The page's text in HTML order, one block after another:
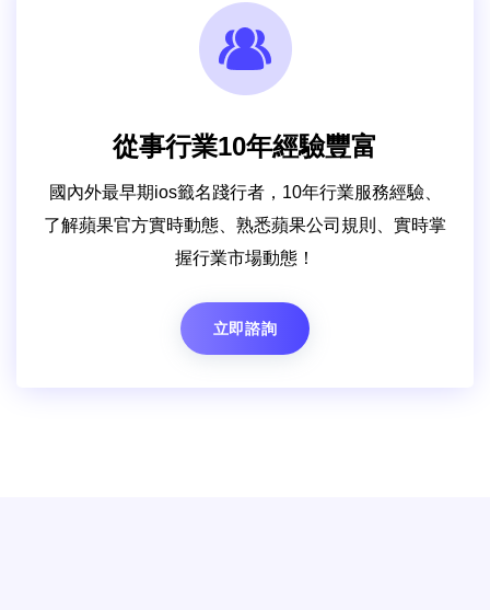
從事行業10年經驗豐富
國內外最早期ios籤名踐行者，10年行業服務經驗、
了解蘋果官方實時動態、熟悉蘋果公司規則、實時掌
握行業市場動態！
立即諮詢